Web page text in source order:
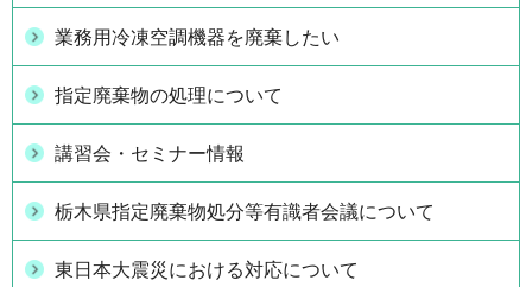
業務用冷凍空調機器を廃棄したい
指定廃棄物の処理について
講習会・セミナー情報
栃木県指定廃棄物処分等有識者会議について
東日本大震災における対応について